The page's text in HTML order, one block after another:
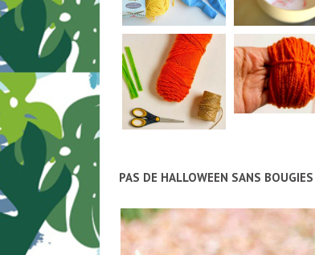
PAS DE HALLOWEEN SANS BOUGIES